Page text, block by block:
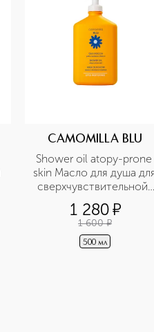
CAMOMILLA BLU
Shower oil atopy-prone
skin Масло для душа
сверхчувствительной,
1 280¤
1 600 ¤
500 мл